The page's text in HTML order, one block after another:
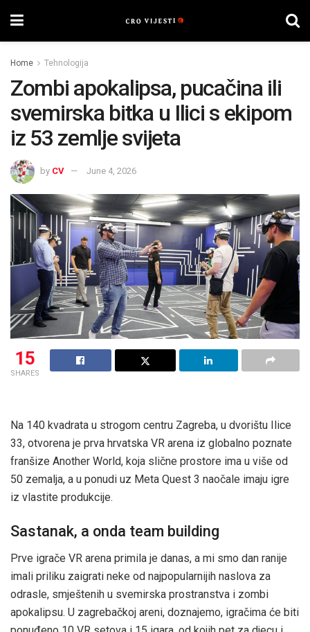
Home Tehnologija
Zombi apokalipsa, pucačina ili
svemirska bitka u Ilici s ekipom
iz 53 zemlje svijeta
by CV June 4, 2026
15
SHARES
Na 140 kvadrata u strogom centru Zagreba, u dvorištu Ilice
33, otvorena je prva hrvatska VR arena iz globalno poznate
franšize Another World, koja slične prostore ima u više od
50 zemalja, a u ponudi uz Meta Quest 3 naočale imaju igre
iz vlastite produkcije.
Sastanak, a onda team building
Prve igrače VR arena primila je danas, a mi smo dan ranije
imali priliku zaigrati neke od najpopularnijih naslova za
odrasle, smještenih u svemirska prostranstva i zombi
apokalipsu. U zagrebačkoj areni, doznajemo, igračima će biti